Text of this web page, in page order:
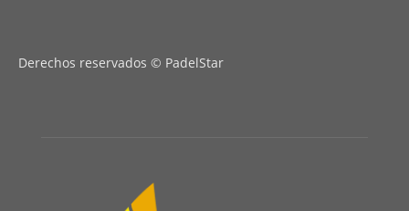
Derechos reservados © PadelStar